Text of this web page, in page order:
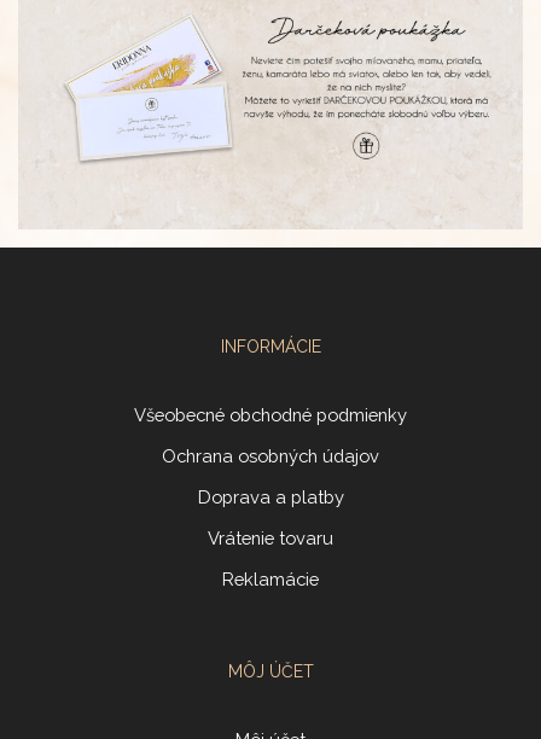
INFORMÁCIE
Všeobecné obchodné podmienky
Ochrana osobných údajov
Doprava a platby
Vrátenie tovaru
Reklamácie
MÔJ ÚČET